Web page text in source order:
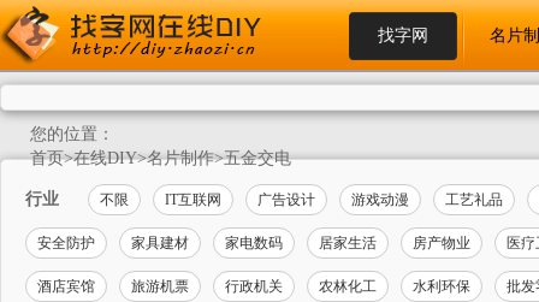
找字网 名片
您的位置：
首页>在线DIY>名片制作>五金交电
行业 不限 IT互联网 广告设计 游戏动漫 工艺礼品
安全防护 家具建材 家电数码 居家生活 房产物业 医
酒店宾馆 旅游机票 行政机关 农林化工 水利环保 批发